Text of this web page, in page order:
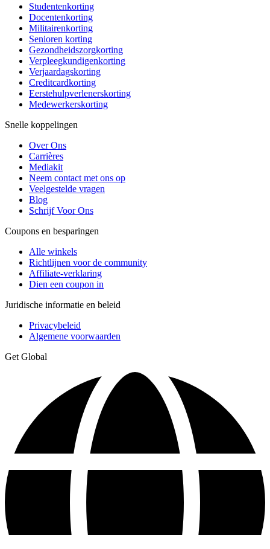
Studentenkorting
Docentenkorting
Militairenkorting
Senioren korting
Gezondheidszorgkorting
Verpleegkundigenkorting
Verjaardagskorting
Creditcardkorting
Eerstehulpverlenerskorting
Medewerkerskorting
Snelle koppelingen
Over Ons
Carrières
Mediakit
Neem contact met ons op
Veelgestelde vragen
Blog
Schrijf Voor Ons
Coupons en besparingen
Alle winkels
Richtlijnen voor de community
Affiliate-verklaring
Dien een coupon in
Juridische informatie en beleid
Privacybeleid
Algemene voorwaarden
Get Global